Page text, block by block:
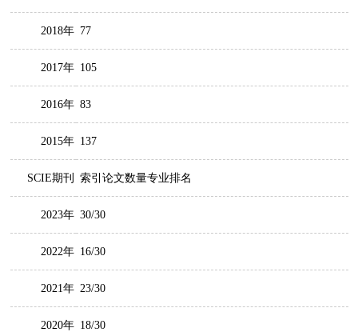
2018年 77
2017年 105
2016年 83
2015年 137
SCIE期刊 索引论文数量专业排名
2023年 30/30
2022年 16/30
2021年 23/30
2020年 18/30